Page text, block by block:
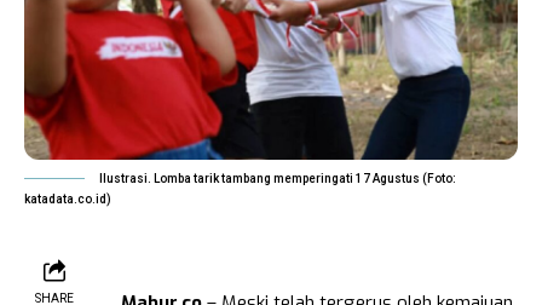
Ilustrasi. Lomba tarik tambang memperingati 17 Agustus (Foto:
katadata.co.id)
SHARE